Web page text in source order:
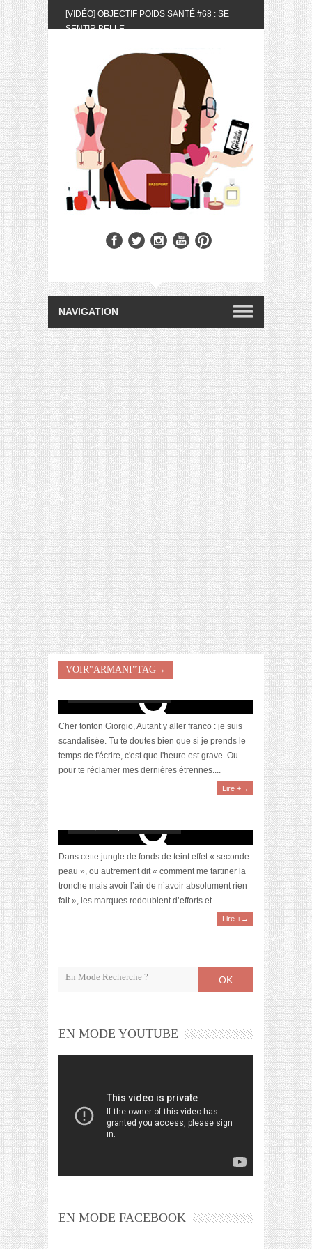
[VIDÉO] OBJECTIF POIDS SANTÉ #68 : SE
SENTIR BELLE
MOIS DE MAI 2024
[VIDÉO] UNBOXING : LES MY LITTLE &
BIOTYFULL BOX DU MOIS DE MAI 2024 FEAT.
AKILA
[VIDÉO] LA SÉLECTION DU MOIS #AVRIL2024
[VIDÉO] QUITOQUE #10 : MEAL PREP &
CONVIVIALITÉ
[VIDÉO] UNBOXING : LES MY LITTLE &
BIOTYFULL BOX DU MOIS D’AVRIL 2024
FEAT. AKILA
[VIDÉO] OBJECTIF POIDS SANTÉ #67 : L’AVIS
[VIDÉO] UNBOXING : LES MY LITTLE &
[VIDÉO] LA SÉLECTION DU MOIS
#JANVIER2024
RECETTES RISOTTO
VOIR"ARMANI"TAG→
Fluid sheer, le fluide embellisseur de Giorgio
Armani
Cher tonton Giorgio, Autant y aller franco : je suis
scandalisée. Tu te doutes bien que si je prends le
temps de t'écrire, c'est que l'heure est grave. Ou
pour te réclamer mes dernières étrennes....
Lire +→
Dans cette jungle de fonds de teint effet « seconde
peau », ou autrement dit « comment me tartiner la
tronche mais avoir l’air de n’avoir absolument rien
fait », les marques redoublent d’efforts et...
Lire +→
OK
EN MODE YOUTUBE
EN MODE FACEBOOK